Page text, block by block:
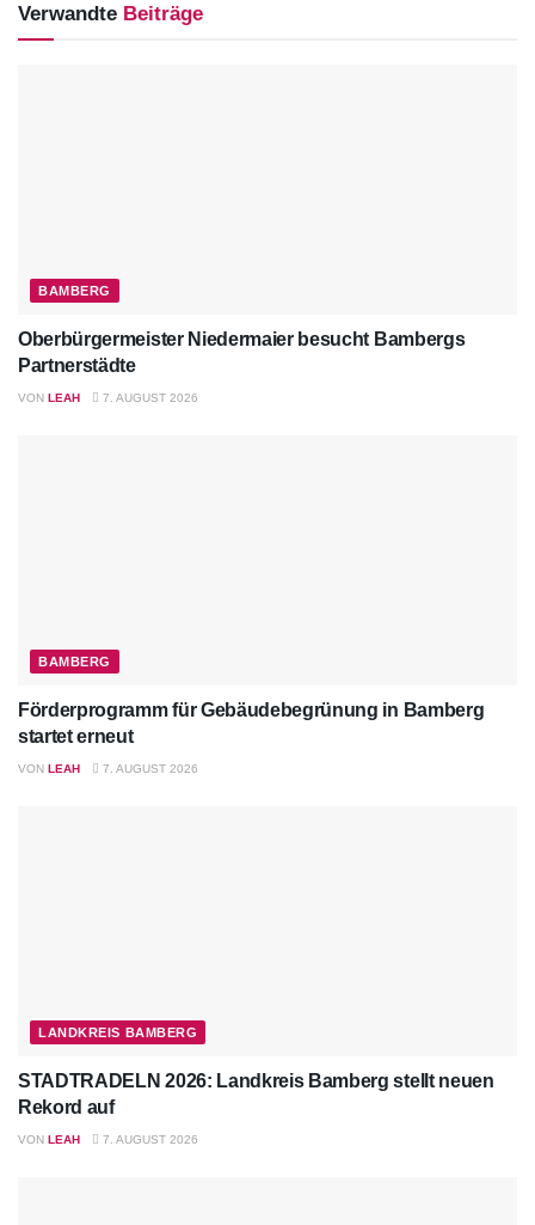
Verwandte Beiträge
BAMBERG
Oberbürgermeister Niedermaier besucht Bambergs
Partnerstädte
VON LEAH 7. AUGUST 2026
BAMBERG
Förderprogramm für Gebäudebegrünung in Bamberg
startet erneut
VON LEAH 7. AUGUST 2026
LANDKREIS BAMBERG
STADTRADELN 2026: Landkreis Bamberg stellt neuen
Rekord auf
VON LEAH 7. AUGUST 2026